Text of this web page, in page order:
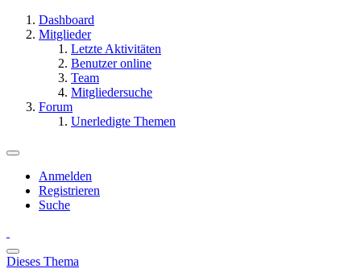
Dashboard
Mitglieder
Letzte Aktivitäten
Benutzer online
Team
Mitgliedersuche
Forum
Unerledigte Themen
Anmelden
Registrieren
Suche
Dieses Thema